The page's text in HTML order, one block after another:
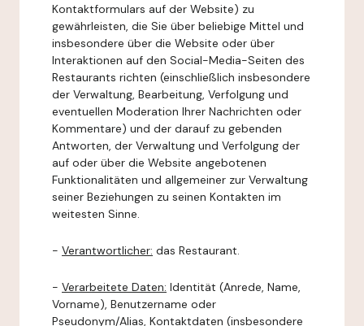
Kontaktformulars auf der Website) zu
gewährleisten, die Sie über beliebige Mittel und
insbesondere über die Website oder über
Interaktionen auf den Social-Media-Seiten des
Restaurants richten (einschließlich insbesondere
der Verwaltung, Bearbeitung, Verfolgung und
eventuellen Moderation Ihrer Nachrichten oder
Kommentare) und der darauf zu gebenden
Antworten, der Verwaltung und Verfolgung der
auf oder über die Website angebotenen
Funktionalitäten und allgemeiner zur Verwaltung
seiner Beziehungen zu seinen Kontakten im
weitesten Sinne.
- Verantwortlicher: das Restaurant.
- Verarbeitete Daten: Identität (Anrede, Name,
Vorname), Benutzername oder
Pseudonym/Alias, Kontaktdaten (insbesondere